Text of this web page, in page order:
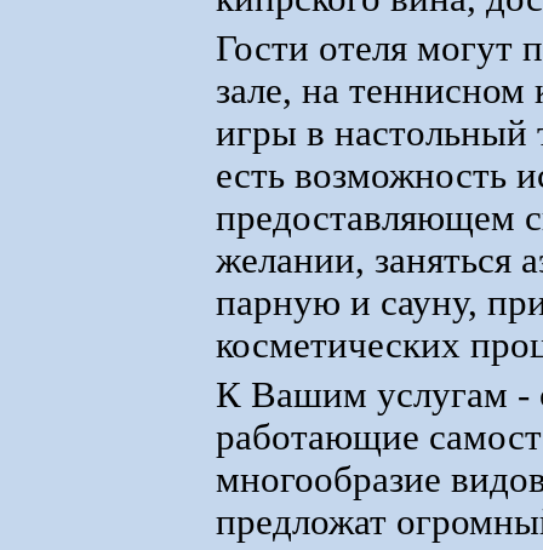
Гости отеля могут
зале, на
игры в настольный
есть возможность
предоставляющем
желании, заняться
парную и сауну,
косметических
К Вашим услугам -
работающие
многообразие
предложат